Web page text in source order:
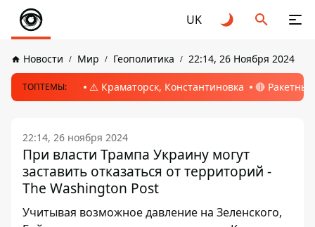
UK
Новости Мир Геополитика 22:14, 26 Ноября 2024
ТОПТЕМЫ: ⚠️ Краматорск, Константиновка 🔴
22:14, 26 ноября 2024
При власти Трампа Украину могут
заставить отказаться от территорий -
The Washington Post
Учитывая возможное давление на Зеленского,